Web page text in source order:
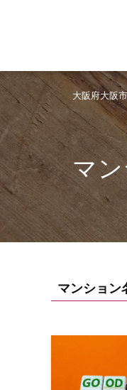
大阪府大阪
マ
マンション